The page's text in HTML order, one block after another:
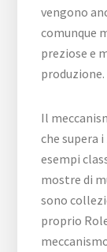
vengono
comunque
preziose e
produzione.
Il
che supera
esempi
mostre di
sono
proprio